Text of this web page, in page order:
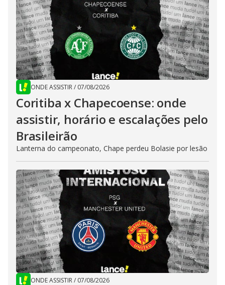
ONDE ASSISTIR/ 07/08/2026
Coritiba x Chapecoense: onde
assistir, horário e escalações pelo
Brasileirão
Lanterna do campeonato, Chape perdeu Bolasie por lesão
ONDE ASSISTIR/ 07/08/2026